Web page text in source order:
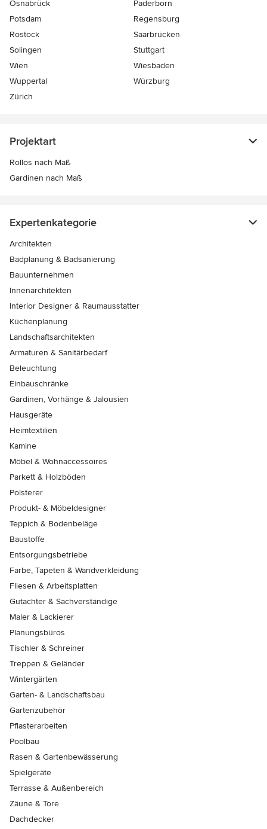
Osnabrück
Paderborn
Potsdam
Regensburg
Rostock
Saarbrücken
Solingen
Stuttgart
Wien
Wiesbaden
Wuppertal
Würzburg
Zürich
Projektart
Rollos nach Maß
Gardinen nach Maß
Expertenkategorie
Architekten
Badplanung & Badsanierung
Bauunternehmen
Innenarchitekten
Interior Designer & Raumausstatter
Küchenplanung
Landschaftsarchitekten
Armaturen & Sanitärbedarf
Beleuchtung
Einbauschränke
Gardinen, Vorhänge & Jalousien
Hausgeräte
Heimtextilien
Kamine
Möbel & Wohnaccessoires
Parkett & Holzböden
Polsterer
Produkt- & Möbeldesigner
Teppich & Bodenbeläge
Baustoffe
Entsorgungsbetriebe
Farbe, Tapeten & Wandverkleidung
Fliesen & Arbeitsplatten
Gutachter & Sachverständige
Maler & Lackierer
Planungsbüros
Tischler & Schreiner
Treppen & Geländer
Wintergärten
Garten- & Landschaftsbau
Gartenzubehör
Pflasterarbeiten
Poolbau
Rasen & Gartenbewässerung
Spielgeräte
Terrasse & Außenbereich
Zäune & Tore
Dachdecker